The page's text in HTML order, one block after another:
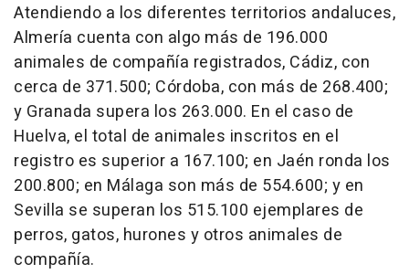
Atendiendo a los diferentes territorios andaluces,
Almería cuenta con algo más de 196.000
animales de compañía registrados, Cádiz, con
cerca de 371.500; Córdoba, con más de 268.400;
y Granada supera los 263.000. En el caso de
Huelva, el total de animales inscritos en el
registro es superior a 167.100; en Jaén ronda los
200.800; en Málaga son más de 554.600; y en
Sevilla se superan los 515.100 ejemplares de
perros, gatos, hurones y otros animales de
compañía.